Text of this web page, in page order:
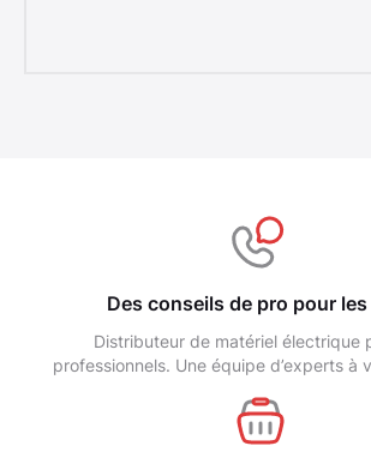
Des conseils de pro pour
Distributeur de matériel électrique
professionnels. Une équipe d’experts à